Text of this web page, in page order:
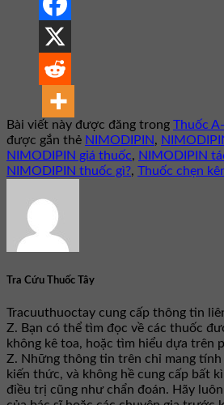
Bài viết này được đăng trong Thuốc
được gắn thẻ NIMODIPIN,
NIMODIPIN giá thuốc, NIMODIPIN
NIMODIPIN thuốc gì?, Thuốc chẹn
Tra Cứu Thuốc Tây
Tracuuthuoctay cung cấp thông tin
Z. Bạn có thể tìm đọc về các thuốc
không kê toa, hoặc tìm hiểu dựa trên
Z. Những thông tin trên chỉ mang
kiến thức, và không hề cung cấp bất
điều trị cũng như chẩn đoán. Hãy